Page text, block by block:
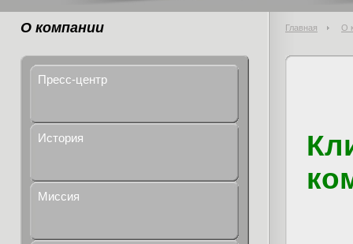
О компании Главная О
Пресс-центр
История
Миссия